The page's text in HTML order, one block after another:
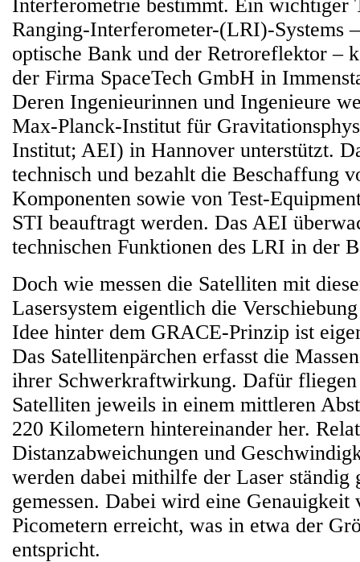
Interferometrie bestimmt. Ein wichtiger
Ranging-Interferometer-(LRI)-Systems
optische Bank und der Retroreflektor –
der Firma SpaceTech GmbH in
Deren Ingenieurinnen und Ingenieure
Max-Planck-Institut für
Institut; AEI) in Hannover unterstützt.
technisch und bezahlt die Beschaffung
Komponenten sowie von Test-
STI beauftragt werden. Das AEI
technischen Funktionen des LRI in der
Doch wie messen die Satelliten mit
Lasersystem eigentlich die
Idee hinter dem GRACE-Prinzip ist
Das Satellitenpärchen erfasst die
ihrer Schwerkraftwirkung. Dafür fliegen
Satelliten jeweils in einem mittleren
220 Kilometern hintereinander her.
Distanzabweichungen und
werden dabei mithilfe der Laser ständig
gemessen. Dabei wird eine Genauigkeit
Picometern erreicht, was in etwa der
entspricht.